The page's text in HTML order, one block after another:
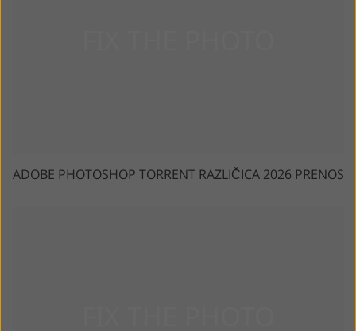
ADOBE PHOTOSHOP TORRENT RAZLIČICA 2026 PRENOS